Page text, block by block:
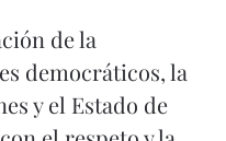
de la
democráticos, la
y el Estado de